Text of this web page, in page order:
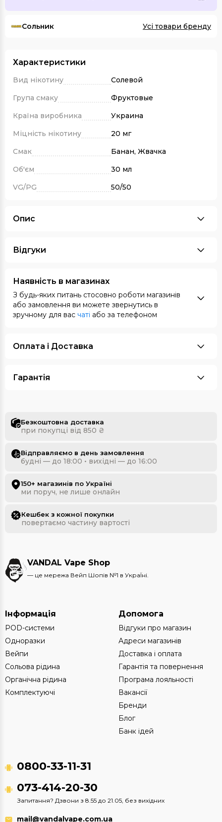
Сольник Усі товари бренду
Характеристики
Вид нікотину
Солевой
Група смаку
Фруктовые
Країна виробника
Украина
Міцність нікотину
20 мг
Смак
Банан, Жвачка
Об'єм
30 мл
VG/PG
50/50
Опис
Відгуки
Наявність в магазинах
З будь-яких питань стосовно роботи магазинів
або замовлення ви можете звернутись в
зручному для вас чаті або за телефоном
Оплата i Доставка
Гарантія
Безкоштовна доставка
при покупці від 850 ₴
Відправляємо в день замовлення
будні — до 18:00 • вихідні — до 16:00
150+ магазинів по Україні
ми поруч, не лише онлайн
Кешбек з кожної покупки
повертаємо частину вартості
VANDAL Vape Shop
— це мережа Вейп Шопів №1 в УкраЇні.
Інформація
POD-системи
Одноразки
Вейпи
Сольова рідина
Органічна рідина
Комплектуючі
Допомога
Відгуки про магазин
Адреси магазинів
Доставка і оплата
Гарантія та повернення
Програма лояльності
Вакансії
Бренди
Блог
Банк ідей
0800-33-11-31
073-414-20-30
Запитання? Дзвони з 8.55 до 21.05, без вихідних
mail@vandalvape.com.ua